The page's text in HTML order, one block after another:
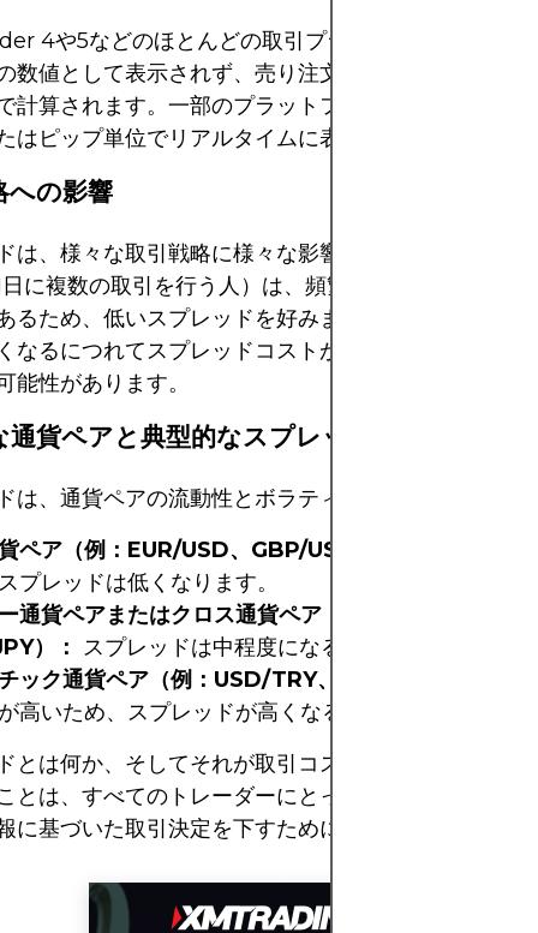
4や5などのほとんどの取引プラットフォームでは
数値として表示されず、売り注文価格から買い注文
計算されます。一部のプラットフォームでは、スプ
はピップ単位でリアルタイムに表示します。
への影響
は、様々な取引戦略に様々な影響を与えます。例え
日に複数の取引を行う人）は、頻繁に取引を行い、コ
るため、低いスプレッドを好みます。長期トレーダ
なるにつれてスプレッドコストがわずかになるため
能性があります。
通貨ペアと典型的なスプレッド
は、通貨ペアの流動性とボラティリティによって異
ペア（例：EUR/USD、GBP/USD）：
プレッドは低くなります。
通貨ペアまたはクロス通貨ペア（例：EUR/GBP、
）： スプレッドは中程度になる傾向があります。
ック通貨ペア（例：USD/TRY、EUR/ZAR）：
高いため、スプレッドが高くなることがよくありま
とは何か、そしてそれが取引コストにどのように影
とは、すべてのトレーダーにとって基本的な概念で
に基づいた取引決定を下すために習得すべきです。